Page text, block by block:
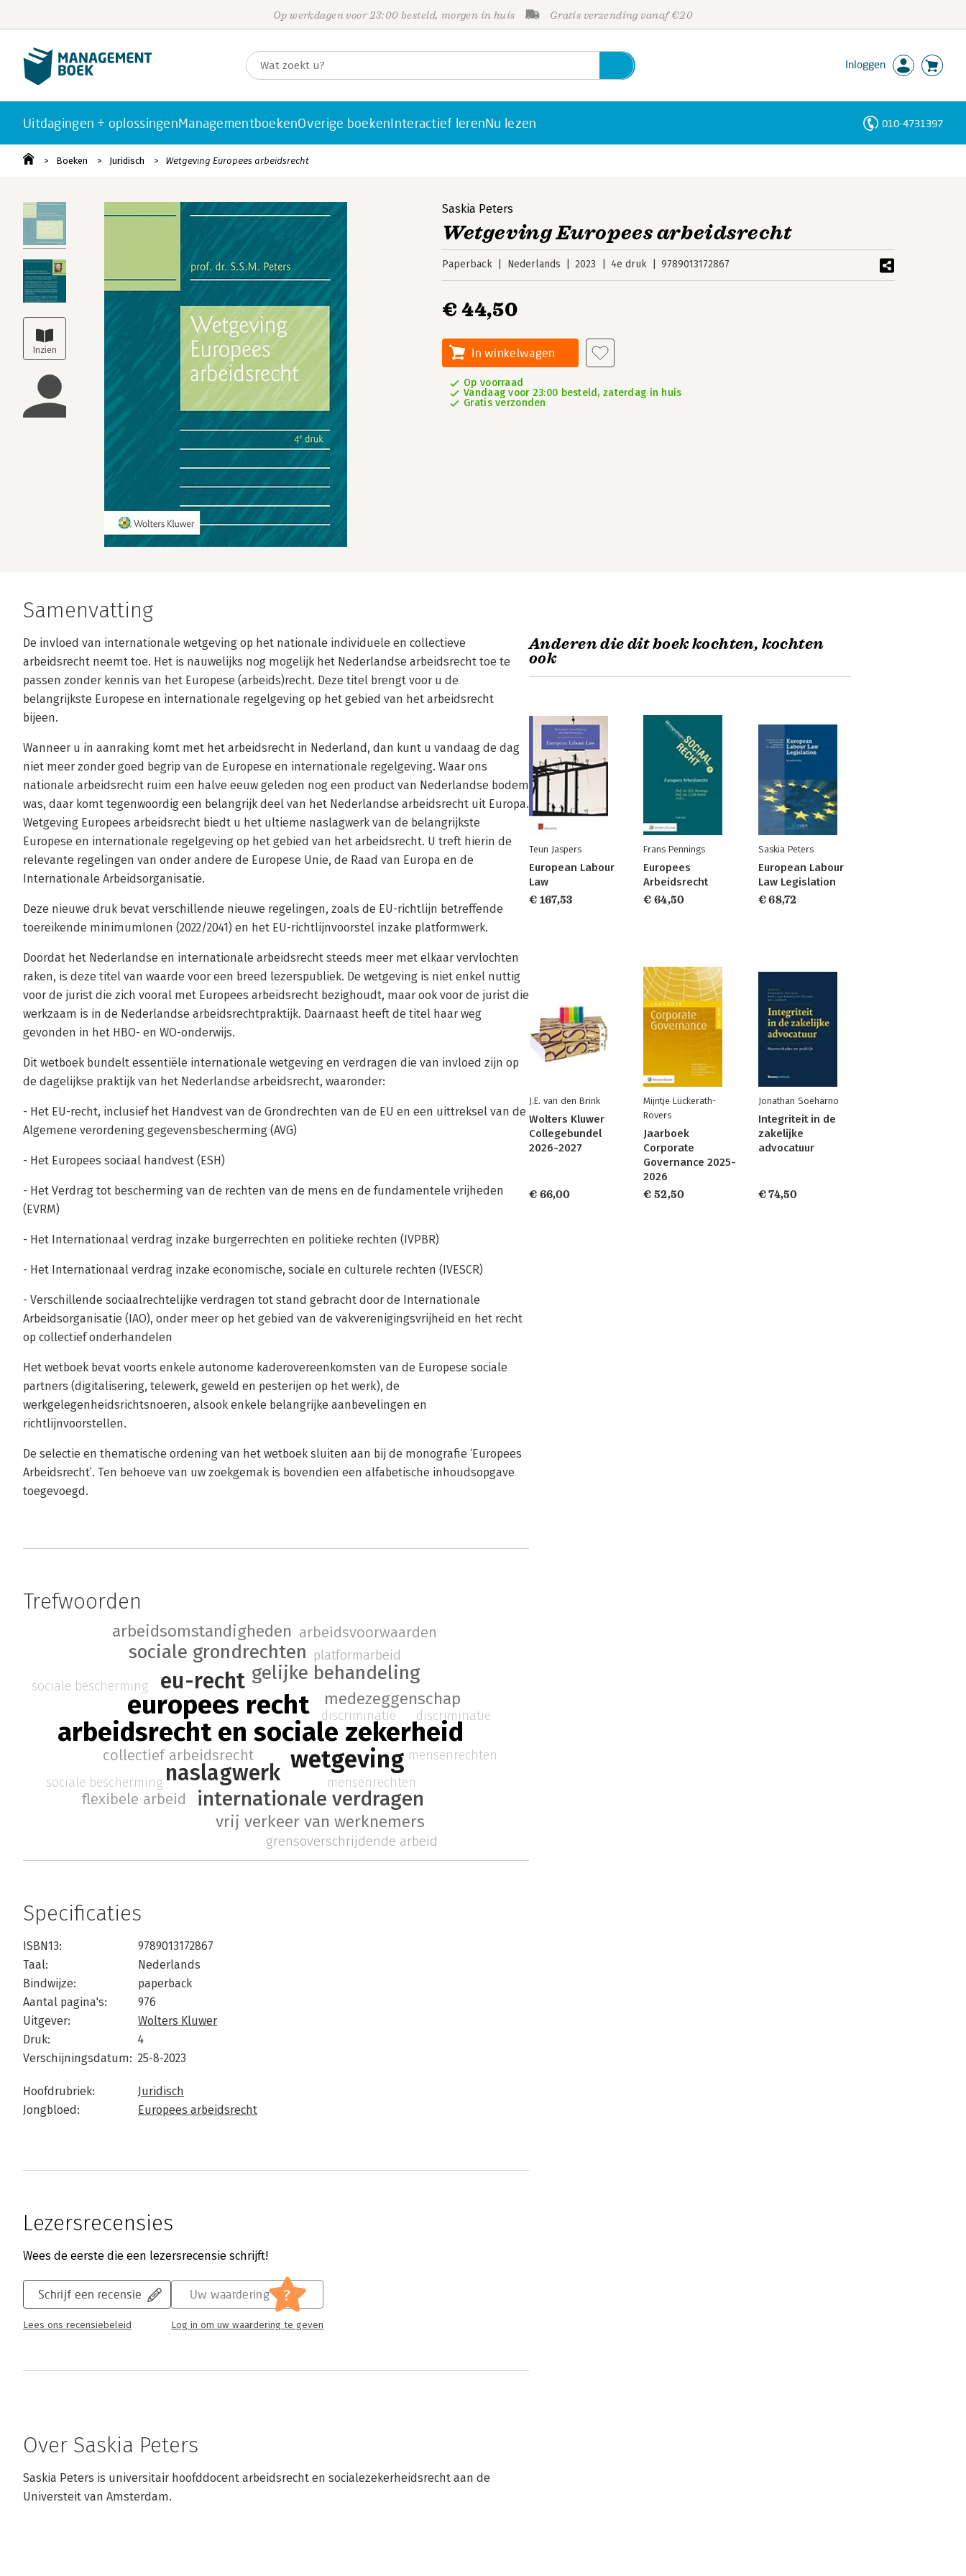
Op werkdagen voor 23:00 besteld, morgen in huis Gratis verzending vanaf €20
Inloggen
Uitdagingen + oplossingenManagementboekenOverige boekenInteractief lerenNu lezen 010-4731397
Boeken Juridisch Wetgeving Europees arbeidsrecht
Saskia Peters
Wetgeving Europees arbeidsrecht
Paperback Nederlands 2023 4e druk 9789013172867
€ 44,50
In winkelwagen
Op voorraad
Vandaag voor 23:00 besteld, zaterdag in huis
Gratis verzonden
Samenvatting
De invloed van internationale wetgeving op het nationale individuele en collectieve
arbeidsrecht neemt toe. Het is nauwelijks nog mogelijk het Nederlandse arbeidsrecht toe te
passen zonder kennis van het Europese (arbeids)recht. Deze titel brengt voor u de
belangrijkste Europese en internationale regelgeving op het gebied van het arbeidsrecht
bijeen.
Wanneer u in aanraking komt met het arbeidsrecht in Nederland, dan kunt u vandaag de dag
niet meer zonder goed begrip van de Europese en internationale regelgeving. Waar ons
nationale arbeidsrecht ruim een halve eeuw geleden nog een product van Nederlandse bodem
was, daar komt tegenwoordig een belangrijk deel van het Nederlandse arbeidsrecht uit Europa.
Wetgeving Europees arbeidsrecht biedt u het ultieme naslagwerk van de belangrijkste
Europese en internationale regelgeving op het gebied van het arbeidsrecht. U treft hierin de
relevante regelingen van onder andere de Europese Unie, de Raad van Europa en de
Internationale Arbeidsorganisatie.
Deze nieuwe druk bevat verschillende nieuwe regelingen, zoals de EU-richtlijn betreffende
toereikende minimumlonen (2022/2041) en het EU-richtlijnvoorstel inzake platformwerk.
Doordat het Nederlandse en internationale arbeidsrecht steeds meer met elkaar vervlochten
raken, is deze titel van waarde voor een breed lezerspubliek. De wetgeving is niet enkel nuttig
voor de jurist die zich vooral met Europees arbeidsrecht bezighoudt, maar ook voor de jurist die
werkzaam is in de Nederlandse arbeidsrechtpraktijk. Daarnaast heeft de titel haar weg
gevonden in het HBO- en WO-onderwijs.
Dit wetboek bundelt essentiële internationale wetgeving en verdragen die van invloed zijn op
de dagelijkse praktijk van het Nederlandse arbeidsrecht, waaronder:
- Het EU-recht, inclusief het Handvest van de Grondrechten van de EU en een uittreksel van de
Algemene verordening gegevensbescherming (AVG)
- Het Europees sociaal handvest (ESH)
- Het Verdrag tot bescherming van de rechten van de mens en de fundamentele vrijheden
(EVRM)
- Het Internationaal verdrag inzake burgerrechten en politieke rechten (IVPBR)
- Het Internationaal verdrag inzake economische, sociale en culturele rechten (IVESCR)
- Verschillende sociaalrechtelijke verdragen tot stand gebracht door de Internationale
Arbeidsorganisatie (IAO), onder meer op het gebied van de vakverenigingsvrijheid en het recht
op collectief onderhandelen
Het wetboek bevat voorts enkele autonome kaderovereenkomsten van de Europese sociale
partners (digitalisering, telewerk, geweld en pesterijen op het werk), de
werkgelegenheidsrichtsnoeren, alsook enkele belangrijke aanbevelingen en
richtlijnvoorstellen.
De selectie en thematische ordening van het wetboek sluiten aan bij de monografie ‘Europees
Arbeidsrecht’. Ten behoeve van uw zoekgemak is bovendien een alfabetische inhoudsopgave
toegevoegd.
Trefwoorden
arbeidsrecht en sociale zekerheid
europees recht
wetgeving
naslagwerk
eu-recht
internationale verdragen
gelijke behandeling
sociale grondrechten
medezeggenschap
vrij verkeer van werknemers
arbeidsomstandigheden
collectief arbeidsrecht
arbeidsvoorwaarden
flexibele arbeid
platformarbeid
grensoverschrijdende arbeid
sociale bescherming
discriminatie
mensenrechten
sociale bescherming
discriminatie
mensenrechten
Specificaties
ISBN13:
9789013172867
Taal:
Nederlands
Bindwijze:
paperback
Aantal pagina's:
976
Uitgever:
Wolters Kluwer
Druk:
4
Verschijningsdatum: 25-8-2023
Hoofdrubriek:
Juridisch
Jongbloed:
Europees arbeidsrecht
Lezersrecensies
Wees de eerste die een lezersrecensie schrijft!
Schrijf een recensie
Lees ons recensiebeleid
Uw waardering ?
Log in om uw waardering te geven
Over Saskia Peters
Saskia Peters is universitair hoofddocent arbeidsrecht en socialezekerheidsrecht aan de
Universteit van Amsterdam.
Anderen die dit boek kochten, kochten
ook
Teun Jaspers
European Labour
Law
€ 167,53
Frans Pennings
Europees
Arbeidsrecht
€ 64,50
Saskia Peters
European Labour
Law Legislation
€ 68,72
J.E. van den Brink
Wolters Kluwer
Collegebundel
2026-2027
€ 66,00
Mijntje Lückerath-
Rovers
Jaarboek
Corporate
Governance 2025-
2026
€ 52,50
Jonathan Soeharno
Integriteit in de
zakelijke
advocatuur
€ 74,50
Personen